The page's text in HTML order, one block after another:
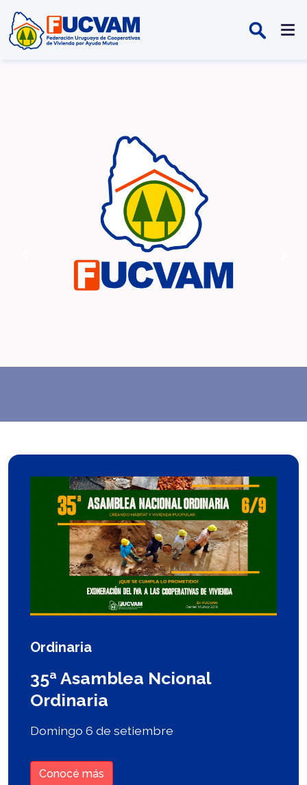
Ordinaria
35ª Asamblea Ncional
Ordinaria
Domingo 6 de setiembre
Conocé más